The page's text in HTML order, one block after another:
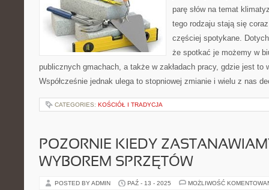
parę słów na temat
tego rodzaju stają się
częściej spotykane.
że spotkać je możemy w
publicznych gmachach, a także w zakładach pracy, gdzie jest to
Współcześnie jednak ulega to stopniowej zmianie i wielu z nas
CATEGORIES: KOŚCIÓŁ I TRADYCJA
POZORNIE KIEDY
WYBOREM SPRZĘTÓW
POSTED BY ADMIN PAŹ - 13 - 2025 MOŻLIWOŚĆ